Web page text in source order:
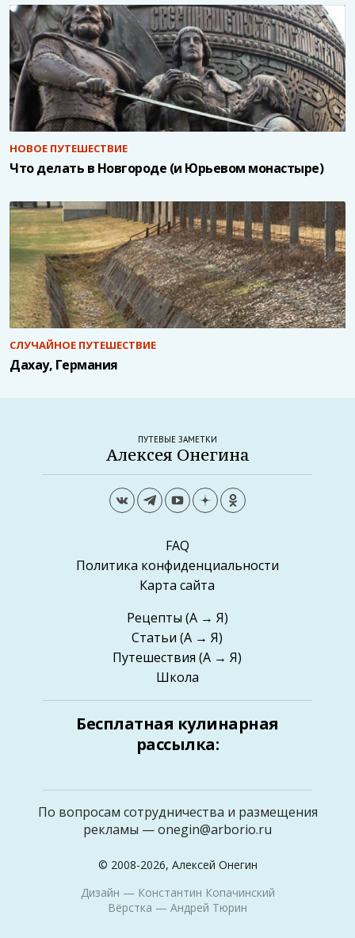
НОВОЕ ПУТЕШЕСТВИЕ
Что делать в Новгороде (и Юрьевом монастыре)
СЛУЧАЙНОЕ ПУТЕШЕСТВИЕ
Дахау, Германия
ПУТЕВЫЕ ЗАМЕТКИ
Алексея Онегина
FAQ
Политика конфиденциальности
Карта сайта
Рецепты (А → Я)
Статьи (А → Я)
Путешествия (А → Я)
Школа
Бесплатная кулинарная
рассылка:
По вопросам сотрудничества и размещения
рекламы —onegin@arborio.ru
© 2008-2026, Алексей Онегин
Дизайн — Константин Копачинский
Вёрстка — Андрей Тюрин